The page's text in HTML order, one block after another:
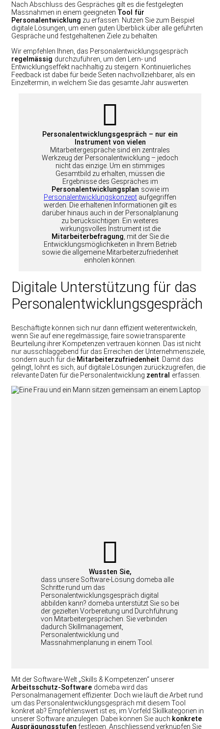
Nach Abschluss des Gespräches gilt es die festgelegten
Massnahmen in einem geeigneten Tool für
Personalentwicklung zu erfassen. Nutzen Sie zum Beispiel
digitale Lösungen, um einen guten Überblick über alle geführten
Gespräche und festgehaltenen Ziele zu behalten.
Wir empfehlen Ihnen, das Personalentwicklungsgespräch
regelmässig durchzuführen, um den Lern- und
Entwicklungseffekt nachhaltig zu steigern. Kontinuierliches
Feedback ist dabei für beide Seiten nachvollziehbarer, als ein
Einzeltermin, in welchem Sie das gesamte Jahr auswerten.
Personalentwicklungsgespräch – nur ein
Instrument von vielen
Mitarbeitergespräche sind ein zentrales
Werkzeug der Personalentwicklung – jedoch
nicht das einzige. Um ein stimmiges
Gesamtbild zu erhalten, müssen die
Ergebnisse des Gespräches im
Personalentwicklungsplan sowie im
Personalentwicklungskonzept aufgegriffen
werden. Die erhaltenen Informationen gilt es
darüber hinaus auch in der Personalplanung
zu berücksichtigen. Ein weiteres
wirkungsvolles Instrument ist die
Mitarbeiterbefragung , mit der Sie die
Entwicklungsmöglichkeiten in Ihrem Betrieb
sowie die allgemeine Mitarbeiterzufriedenheit
einholen können.
Digitale Unterstützung für das
Personalentwicklungsgespräch
Beschäftigte können sich nur dann effizient weiterentwickeln,
wenn Sie auf eine regelmässige, faire sowie transparente
Beurteilung ihrer Kompetenzen vertrauen können. Das ist nicht
nur ausschlaggebend für das Erreichen der Unternehmensziele,
sondern auch für die Mitarbeiterzufriedenheit . Damit das
gelingt, lohnt es sich, auf digitale Lösungen zurückzugreifen, die
relevante Daten für die Personalentwicklung zentral erfassen.
Wussten Sie,
dass unsere Software-Lösung domeba alle
Schritte rund um das
Personalentwicklungsgespräch digital
abbilden kann? domeba unterstützt Sie so bei
der gezielten Vorbereitung und Durchführung
von Mitarbeitergesprächen. Sie verbinden
dadurch Skillmanagement,
Personalentwicklung und
Massnahmenplanung in einem Tool.
Mit der Software-Welt „Skills & Kompetenzen“ unserer
Arbeitsschutz-Software domeba wird das
Personalmanagement effizienter. Doch wie läuft die Arbeit rund
um das Personalentwicklungsgespräch mit diesem Tool
konkret ab? Empfehlenswert ist es, im Vorfeld Skillkategorien in
unserer Software anzulegen. Dabei können Sie auch konkrete
Ausprägungsstufen festlegen. Anschliessend verknüpfen Sie